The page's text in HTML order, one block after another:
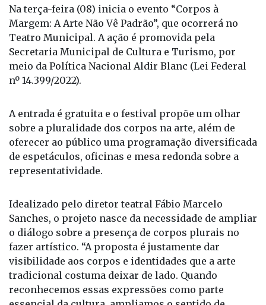
Na terça-feira (08) inicia o evento “Corpos à
Margem: A Arte Não Vê Padrão”, que ocorrerá no
Teatro Municipal. A ação é promovida pela
Secretaria Municipal de Cultura e Turismo, por
meio da Política Nacional Aldir Blanc (Lei Federal
nº 14.399/2022).
A entrada é gratuita e o festival propõe um olhar
sobre a pluralidade dos corpos na arte, além de
oferecer ao público uma programação diversificada
de espetáculos, oficinas e mesa redonda sobre a
representatividade.
Idealizado pelo diretor teatral Fábio Marcelo
Sanches, o projeto nasce da necessidade de ampliar
o diálogo sobre a presença de corpos plurais no
fazer artístico. “A proposta é justamente dar
visibilidade aos corpos e identidades que a arte
tradicional costuma deixar de lado. Quando
reconhecemos essas expressões como parte